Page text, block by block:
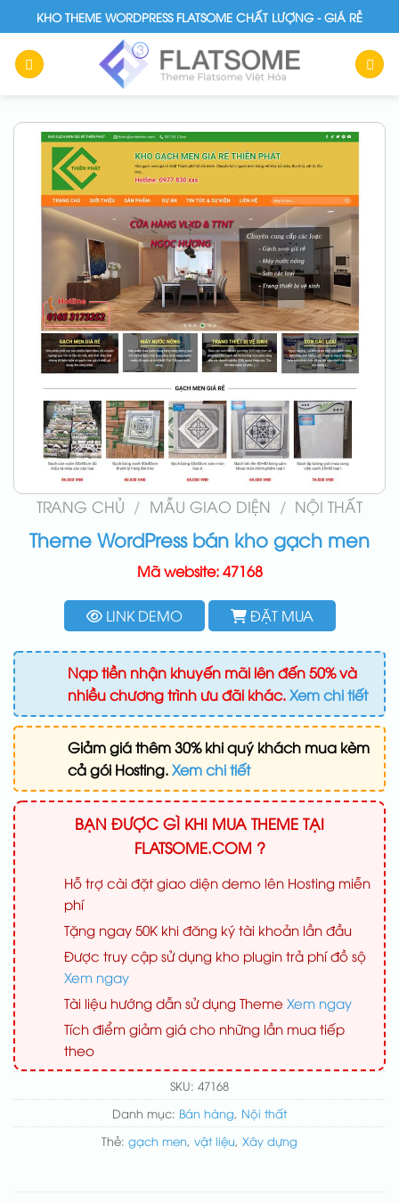
to
content
KHO THEME WORDPRESS FLATSOME CHẤT LƯỢNG - GIÁ RẺ
TRANG CHỦ / MẪU GIAO DIỆN / NỘI THẤT
Theme WordPress bán kho gạch men
Mã website: 47168
LINK DEMO ĐẶT MUA
Nạp tiền nhận khuyến mãi lên đến 50% và
nhiều chương trình ưu đãi khác.Xem chi tiết
Giảm giá thêm 30% khi quý khách mua kèm
cả gói Hosting.Xem chi tiết
BẠN ĐƯỢC GÌ KHI MUA THEME TẠI
FLATSOME.COM ?
Hỗ trợ cài đặt giao diện demo lên Hosting miễn
phí
Tặng ngay 50K khi đăng ký tài khoản lần đầu
Được truy cập sử dụng kho plugin trả phí đồ sộ
Xem ngay
Tài liệu hướng dẫn sử dụng Theme Xem ngay
Tích điểm giảm giá cho những lần mua tiếp
theo
SKU: 47168
Danh mục: Bán hàng Nội thất
Thẻ: gạch men vật liệu Xây dựng